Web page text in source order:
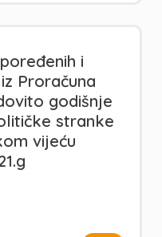
i
Proračuna
godišnje
stranke
vijeću